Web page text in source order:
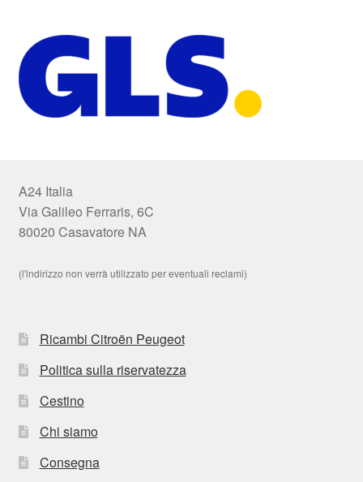
A24 Italia
Via Galileo Ferraris, 6C
80020 Casavatore NA
(l'indirizzo non verrà utilizzato per eventuali reclami)
Ricambi Citroën Peugeot
Politica sulla riservatezza
Cestino
Chi siamo
Consegna